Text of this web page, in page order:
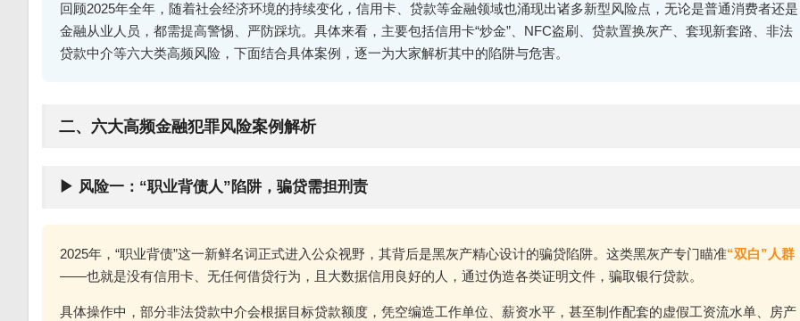
回顾2025年全年，随着社会经济环境的持续变化，信用卡、贷款等金融领域也涌现出诸多新型风险点，无论是普通消费者还是
金融从业人员，都需提高警惕、严防踩坑。具体来看，主要包括信用卡“炒金”、NFC盗刷、贷款置换灰产、套现新套路、非法
贷款中介等六大类高频风险，下面结合具体案例，逐一为大家解析其中的陷阱与危害。
二、六大高频金融犯罪风险案例解析
▶ 风险一：“职业背债人”陷阱，骗贷需担刑责
2025年，“职业背债”这一新鲜名词正式进入公众视野，其背后是黑灰产精心设计的骗贷陷阱。这类黑灰产专门瞄准“双白”人群
——也就是没有信用卡、无任何借贷行为，且大数据信用良好的人，通过伪造各类证明文件，骗取银行贷款。
具体操作中，部分非法贷款中介会根据目标贷款额度，凭空编造工作单位、薪资水平，甚至制作配套的虚假工资流水单、房产